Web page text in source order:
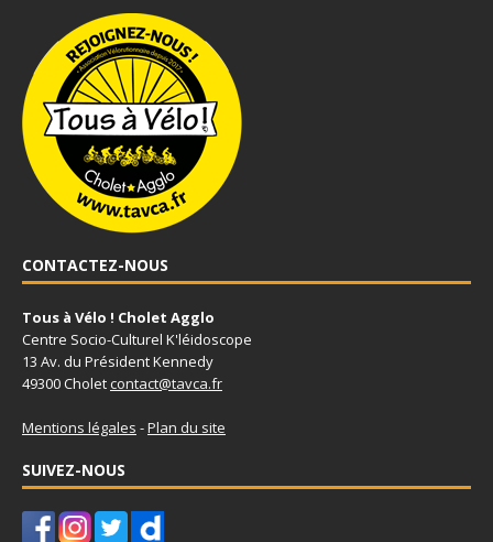
CONTACTEZ-NOUS
Tous à Vélo ! Cholet Agglo
Centre Socio-Culturel K'léidoscope
13 Av. du Président Kennedy
49300 Choletcontact@tavca.fr
Mentions légales -Plan du site
SUIVEZ-NOUS